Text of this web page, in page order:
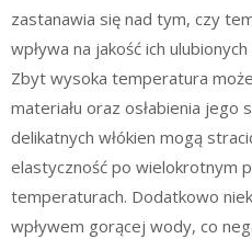
zastanawia się nad tym, czy
wpływa na jakość ich
Zbyt wysoka temperatura
materiału oraz osłabienia jego
delikatnych włókien mogą
elastyczność po wielokrotnym
temperaturach. Dodatkowo
wpływem gorącej wody, co